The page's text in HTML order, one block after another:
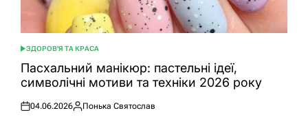
ОПУБЛІКУВАТИ
У
ЗДОРОВ'Я ТА КРАСА
Пасхальний манікюр: пастельні ідеї,
символічні мотиви та техніки 2026 року
Оприлюднено
04.06.2026
Опубліковано
Понька Святослав